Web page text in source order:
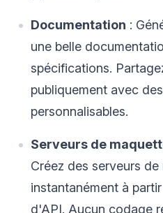
Documentation :
une belle
spécifications.
publiquement avec
personnalisables.
Serveurs de
Créez des serveurs
instantanément à
d'API. Aucun codage